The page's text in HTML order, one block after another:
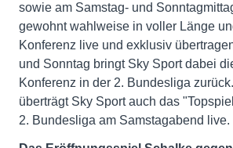
sowie am Samstag- und
gewohnt wahlweise in voller Länge
Konferenz live und exklusiv
und Sonntag bringt Sky Sport dabei
Konferenz in der 2. Bundesliga
überträgt Sky Sport auch das
2. Bundesliga am Samstagabend live.